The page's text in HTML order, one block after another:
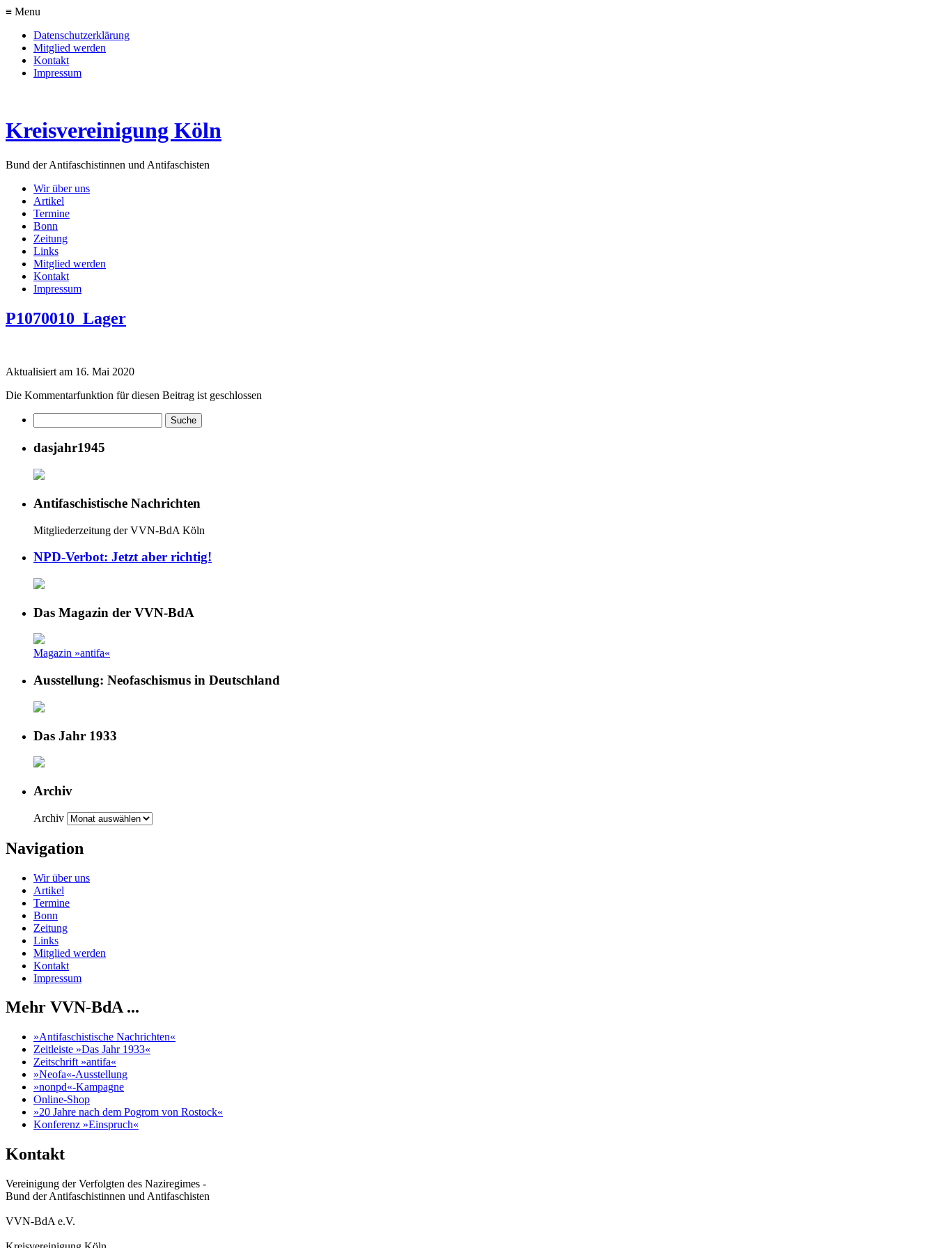
≡ Menu
Datenschutzerklärung
Mitglied werden
Kontakt
Impressum
Kreisvereinigung Köln
Bund der Antifaschistinnen und Antifaschisten
Wir über uns
Artikel
Termine
Bonn
Zeitung
Links
Mitglied werden
Kontakt
Impressum
P1070010_Lager
Aktualisiert am 16. Mai 2020
Die Kommentarfunktion für diesen Beitrag ist geschlossen
dasjahr1945
Antifaschistische Nachrichten
Mitgliederzeitung der VVN-BdA Köln
NPD-Verbot: Jetzt aber richtig!
Das Magazin der VVN-BdA
Magazin »antifa«
Ausstellung: Neofaschismus in Deutschland
Das Jahr 1933
Archiv
Archiv
Navigation
Wir über uns
Artikel
Termine
Bonn
Zeitung
Links
Mitglied werden
Kontakt
Impressum
Mehr VVN-BdA ...
»Antifaschistische Nachrichten«
Zeitleiste »Das Jahr 1933«
Zeitschrift »antifa«
»Neofa«-Ausstellung
»nonpd«-Kampagne
Online-Shop
»20 Jahre nach dem Pogrom von Rostock«
Konferenz »Einspruch«
Kontakt
Vereinigung der Verfolgten des Naziregimes -
Bund der Antifaschistinnen und Antifaschisten
VVN-BdA e.V.